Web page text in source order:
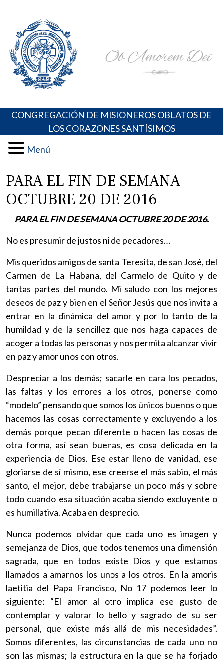
content
Portal de los Padres Oblatos. Advocaciones Marianas,
Oraciones, Música religiosa y más
CONGREGACIÓN DE MISIONEROS OBLATOS DE
LOS CORAZONES SANTÍSIMOS
Menú
PARA EL FIN DE SEMANA
OCTUBRE 20 DE 2016
PARA EL FIN DE SEMANA OCTUBRE 20 DE 2016.
No es presumir de justos ni de pecadores…
Mis queridos amigos de santa Teresita, de san José, del
Carmen de La Habana, del Carmelo de Quito y de
tantas partes del mundo. Mi saludo con los mejores
deseos de paz y bien en el Señor Jesús que nos invita a
entrar en la dinámica del amor y por lo tanto de la
humildad y de la sencillez que nos haga capaces de
acoger a todas las personas y nos permita alcanzar vivir
en paz y amor unos con otros.
Despreciar a los demás; sacarle en cara los pecados,
las faltas y los errores a los otros, ponerse como
“modelo” pensando que somos los únicos buenos o que
hacemos las cosas correctamente y excluyendo a los
demás porque pecan diferente o hacen las cosas de
otra forma, así sean buenas, es cosa delicada en la
experiencia de Dios. Ese estar lleno de vanidad, ese
gloriarse de sí mismo, ese creerse el más sabio, el más
santo, el mejor, debe trabajarse un poco más y sobre
todo cuando esa situación acaba siendo excluyente o
es humillativa. Acaba en desprecio.
Nunca podemos olvidar que cada uno es imagen y
semejanza de Dios, que todos tenemos una dimensión
sagrada, que en todos existe Dios y que estamos
llamados a amarnos los unos a los otros. En la amoris
laetitia del Papa Francisco, No 17 podemos leer lo
siguiente: “El amor al otro implica ese gusto de
contemplar y valorar lo bello y sagrado de su ser
personal, que existe más allá de mis necesidades”.
Somos diferentes, las circunstancias de cada uno no
son las mismas; la estructura en la que se ha forjado